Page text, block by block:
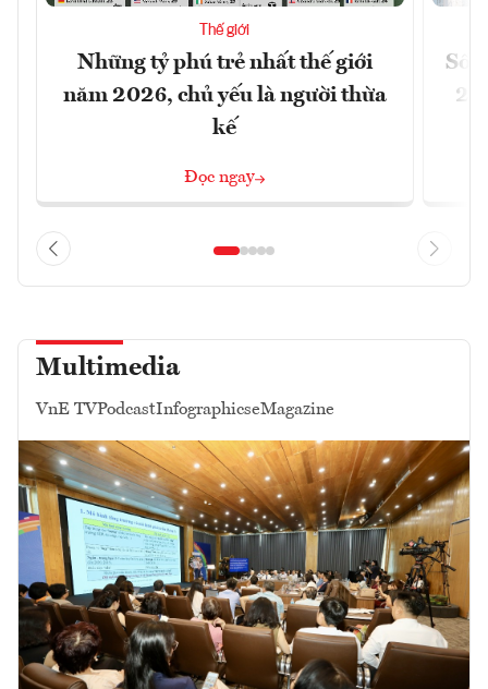
Thế giới
Những tỷ phú trẻ nhất thế giới
năm 2026, chủ yếu là người thừa
kế
Đọc ngay
Số
Multimedia
VnE TVPodcastInfographicseMagazine